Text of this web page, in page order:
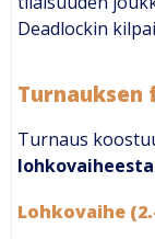
Deadlockin
Turnaus
lohkovaiheesta
Lohkovaihe